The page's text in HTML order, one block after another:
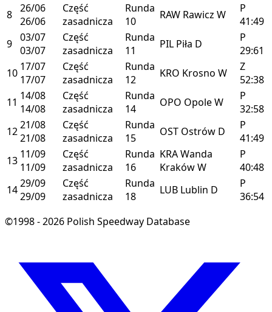
8 26/06
26/06
Część
zasadnicza
Runda
10
RAW Rawicz W
P
41:49
9 03/07
03/07
Część
zasadnicza
Runda
11
PIL Piła D
P
29:61
10 17/07
17/07
Część
zasadnicza
Runda
12
KRO Krosno W
Z
52:38
11 14/08
14/08
Część
zasadnicza
Runda
14
OPO OpoleW
P
32:58
1221/08
21/08
Część
zasadnicza
Runda
15
OST Ostrów D
P
41:49
13 11/09
11/09
Część
zasadnicza
Runda
16
KRAWanda
KrakówW
P
40:48
1429/09
29/09
Część
zasadnicza
Runda
18
LUB Lublin D
P
36:54
©1998 - 2026 Polish Speedway Database